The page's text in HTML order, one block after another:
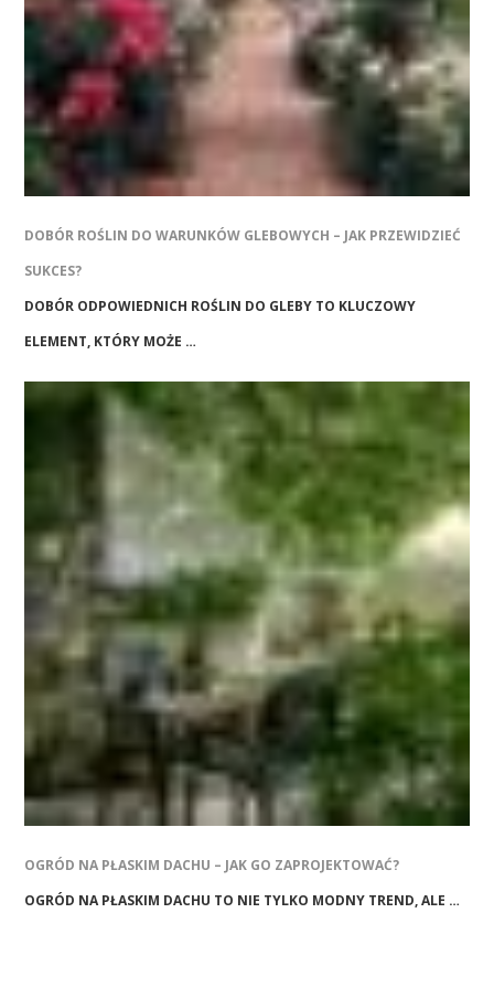
DOBÓR ROŚLIN DO WARUNKÓW GLEBOWYCH – JAK PRZEWIDZIEĆ
SUKCES?
DOBÓR ODPOWIEDNICH ROŚLIN DO GLEBY TO KLUCZOWY
ELEMENT, KTÓRY MOŻE …
OGRÓD NA PŁASKIM DACHU – JAK GO ZAPROJEKTOWAĆ?
OGRÓD NA PŁASKIM DACHU TO NIE TYLKO MODNY TREND, ALE …